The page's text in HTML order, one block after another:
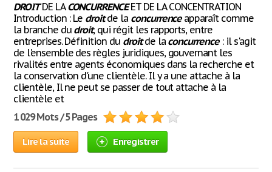
DROITDE LACONCURRENCEET DE LA CONCENTRATION
Introduction : Le droitde la concurrenceapparaît comme
la branche du droit, qui régit les rapports, entre
entreprises. Définition du droitde la concurrence: il s'agit
de l'ensemble des règles juridiques, gouvernant les
rivalités entre agents économiques dans la recherche et
la conservation d'une clientèle. Il y a une attache à la
clientèle, Il ne peut se passer de tout attache à la
clientèle et
1 029 Mots / 5 Pages
Lire la suite Enregistrer